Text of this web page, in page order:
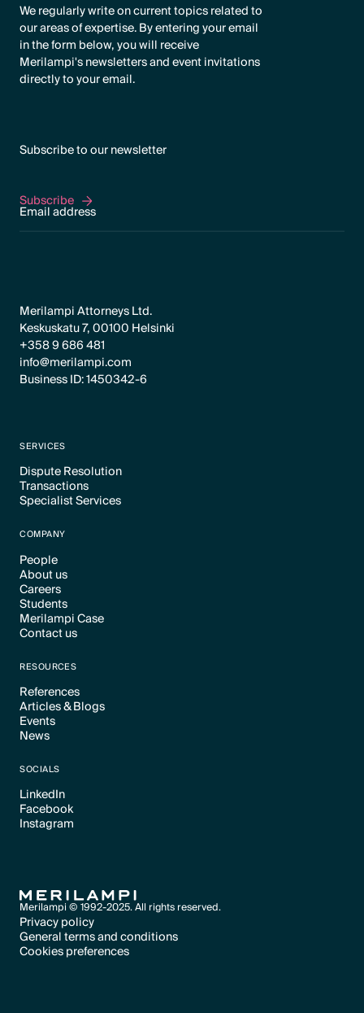
We regularly write on current topics related to
our areas of expertise. By entering your email
in the form below, you will receive
Merilampi's newsletters and event invitations
directly to your email.
Subscribe to our newsletter
Subscribe
Subscribe
Merilampi Attorneys Ltd.
Keskuskatu 7, 00100 Helsinki
+358 9 686 481
info@merilampi.com
Business ID: 1450342-6
SERVICES
Dispute Resolution
Text Link
Transactions
Text Link
Specialist Services
COMPANY
People
Text Link
About us
Text Link
Careers
Text Link
Students
Text Link
Merilampi Case
Text Link
Contact us
RESOURCES
References
Text Link
Articles & Blogs
Text Link
Events
Text Link
News
SOCIALS
LinkedIn
Text Link
Facebook
Text Link
Instagram
Merilampi © 1992-2025. All rights reserved.
Privacy policy
Text Link
General terms and conditions
Text Link
Cookies preferences